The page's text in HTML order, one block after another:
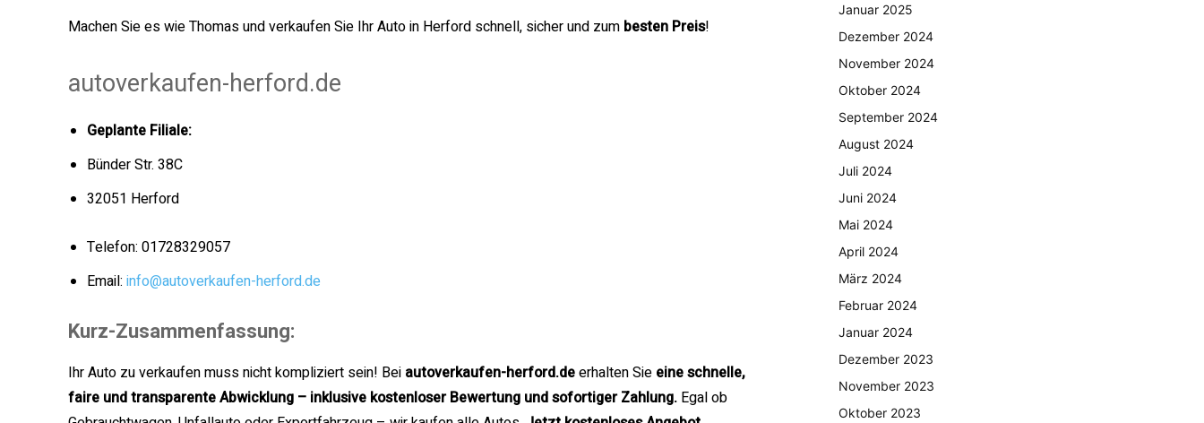
Machen Sie es wie Thomas und verkaufen Sie Ihr Auto in Herford schnell, sicher und zum besten Preis!
autoverkaufen-herford.de
Geplante Filiale:
Bünder Str. 38C
32051 Herford
Telefon: 01728329057
Email: info@autoverkaufen-herford.de
Kurz-Zusammenfassung:
Ihr Auto zu verkaufen muss nicht kompliziert sein! Bei autoverkaufen-herford.deerhalten Sie eine schnelle,
faire und transparente Abwicklung – inklusive kostenloser Bewertung und sofortiger Zahlung. Egal ob
Januar 2025
Dezember 2024
November 2024
Oktober 2024
September 2024
August 2024
Juli 2024
Juni 2024
Mai 2024
April 2024
März 2024
Februar 2024
Januar 2024
Dezember 2023
November 2023
Oktober 2023